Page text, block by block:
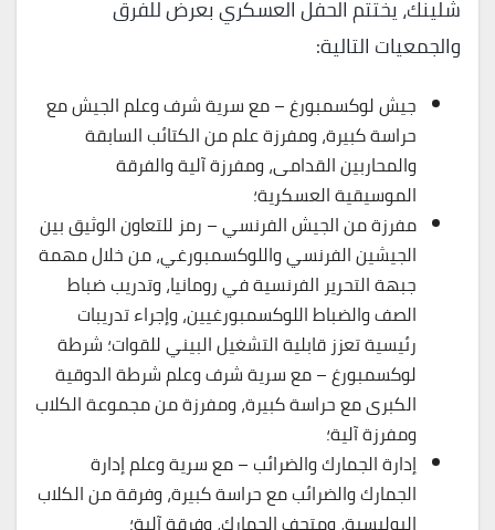
شلينك، يختتم الحفل العسكري بعرض للفرق
والجمعيات التالية:
جيش لوكسمبورغ – مع سرية شرف وعلم الجيش مع
حراسة كبيرة، ومفرزة علم من الكتائب السابقة
والمحاربين القدامى، ومفرزة آلية والفرقة
الموسيقية العسكرية؛
مفرزة من الجيش الفرنسي – رمز للتعاون الوثيق بين
الجيشين الفرنسي واللوكسمبورغي، من خلال مهمة
جبهة التحرير الفرنسية في رومانيا، وتدريب ضباط
الصف والضباط اللوكسمبورغيين، وإجراء تدريبات
رئيسية تعزز قابلية التشغيل البيني للقوات؛ شرطة
لوكسمبورغ – مع سرية شرف وعلم شرطة الدوقية
الكبرى مع حراسة كبيرة، ومفرزة من مجموعة الكلاب
ومفرزة آلية؛
إدارة الجمارك والضرائب – مع سرية وعلم إدارة
الجمارك والضرائب مع حراسة كبيرة، وفرقة من الكلاب